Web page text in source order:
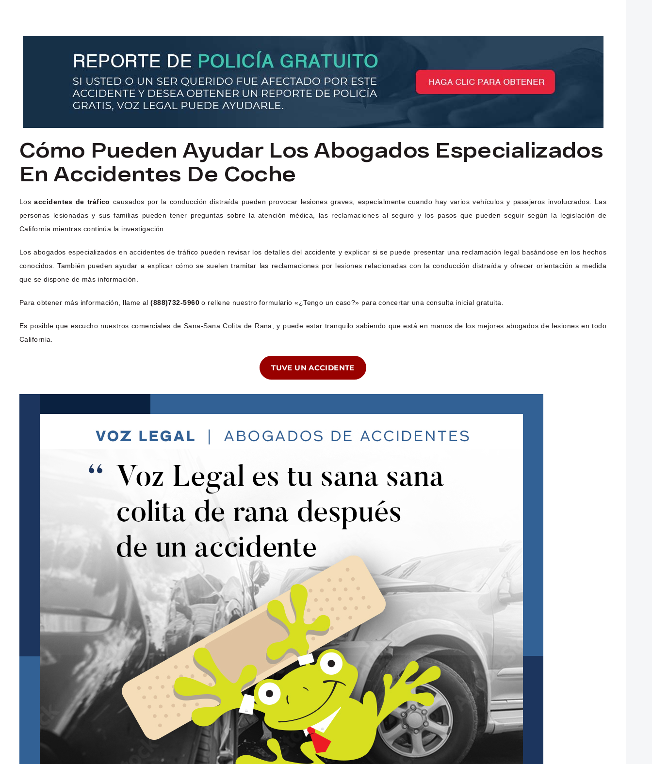
Cómo Pueden Ayudar Los Abogados Especializados
En Accidentes De Coche
Losaccidentes de tráfico causados por la conducción distraída pueden provocar lesiones graves, especialmente cuando hay varios vehículos y pasajeros involucrados. Las
personas lesionadas y sus familias pueden tener preguntas sobre la atención médica, las reclamaciones al seguro y los pasos que pueden seguir según la legislación de
California mientras continúa la investigación.
Los abogados especializados en accidentes de tráfico pueden revisar los detalles del accidente y explicar si se puede presentar una reclamación legal basándose en los hechos
conocidos. También pueden ayudar a explicar cómo se suelen tramitar las reclamaciones por lesiones relacionadas con la conducción distraída y ofrecer orientación a medida
que se dispone de más información.
Para obtener más información, llame al(888)732-5960 o rellene nuestro formulario «¿Tengo un caso?» para concertar una consulta inicial gratuita.
Es posible que escucho nuestros comerciales de Sana-Sana Colita de Rana, y puede estar tranquilo sabiendo que está en manos de los mejores abogados de lesiones en todo
California.
TUVE UN ACCIDENTE